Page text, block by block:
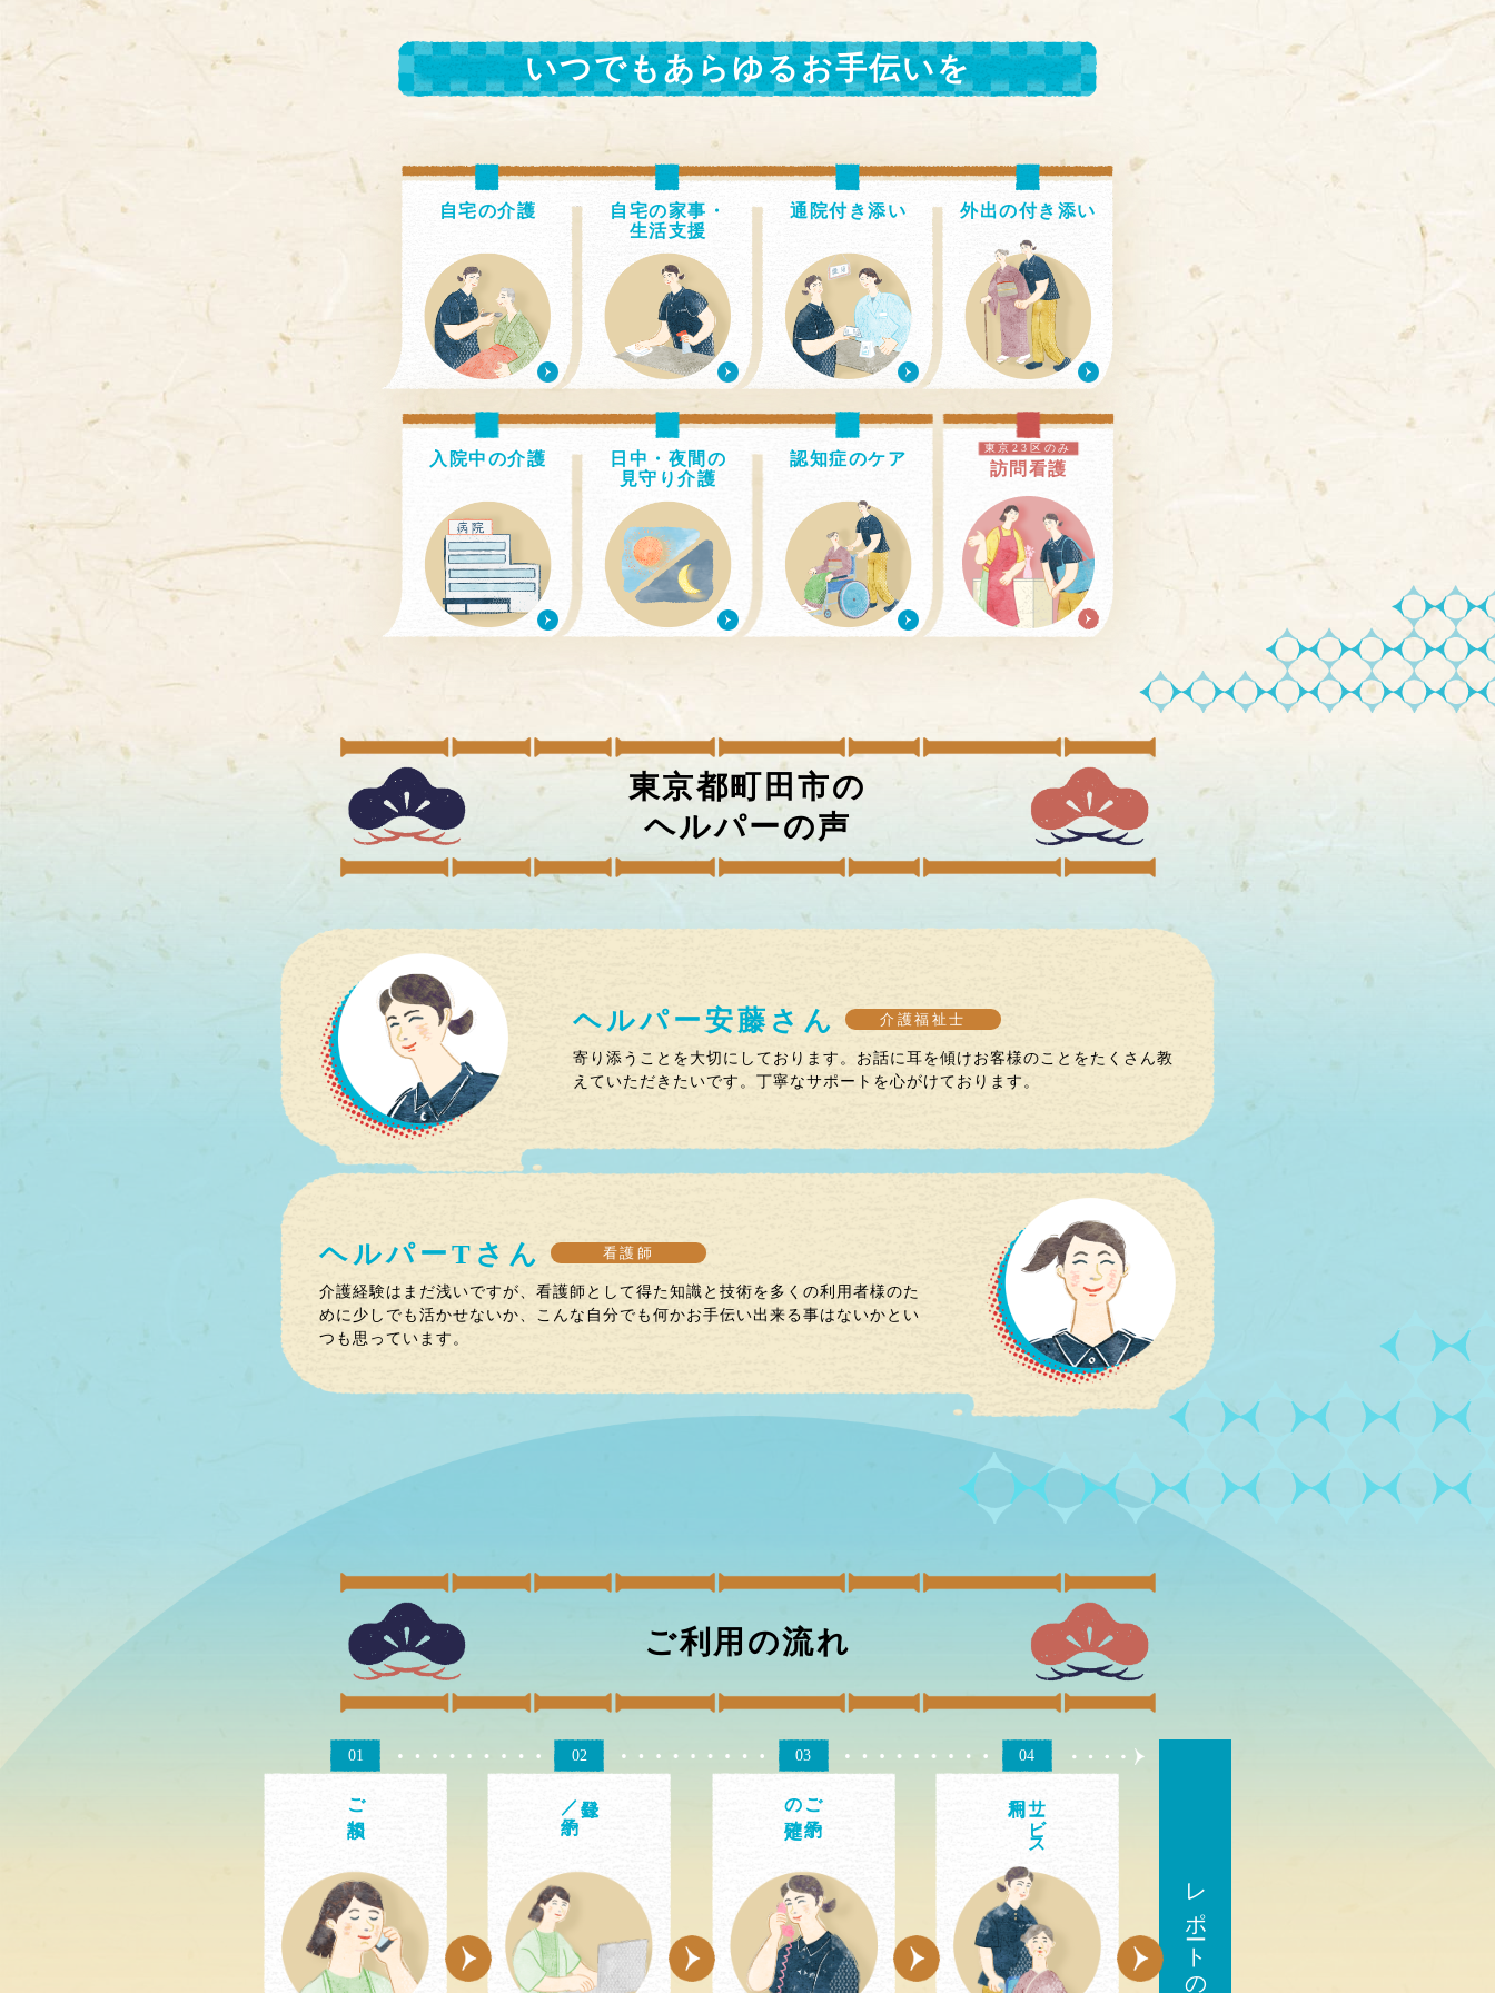
いつでもあらゆるお手伝いを
自宅の介護
自宅の家事・
生活支援
通院付き添い 外出の付き添い
入院中の介護
日中・夜間の
見守り介護
認知症のケア
東京23区のみ
訪問看護
東京都町田市の
ヘルパーの声
ヘルパー 安藤 さん 介護福祉士
寄り添うことを大切にしております。お話に耳を傾けお客様のことをたくさん教
えていただきたいです。丁寧なサポートを心がけております。
ヘルパーT さん 看護師
介護経験はまだ浅いですが、看護師として得た知識と技術を多くの利用者様のた
めに少しでも活かせないか、こんな自分でも何かお手伝い出来る事はないかとい
つも思っています。
ご利用の流れ
01
ご相談
02 03
ご予約
の確定
04
サ
ビス
レポートのご確認